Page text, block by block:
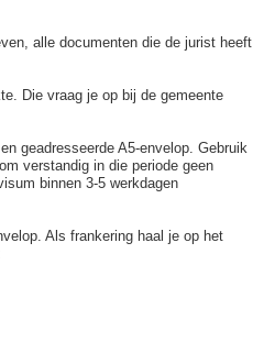
alle documenten die de jurist heeft
Die vraag je op bij de gemeente
geadresseerde A5-envelop. Gebruik
verstandig in die periode geen
binnen 3-5 werkdagen
Als frankering haal je op het